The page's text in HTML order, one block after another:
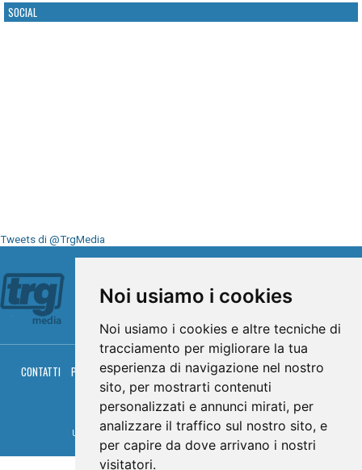
Noi usiamo i cookies
Noi usiamo i cookies e altre tecniche di
tracciamento per migliorare la tua
esperienza di navigazione nel nostro
sito, per mostrarti contenuti
personalizzati e annunci mirati, per
analizzare il traffico sul nostro sito, e
per capire da dove arrivano i nostri
visitatori.
SOCIAL
Tweets di @TrgMedia
CONTATTI PRIVACY COOKIES PALINSESTO DIRETTA TV
DIRETTA RADIO
RGM HITRADIO
© TRG Media 2005-2026
Umbria Televisioni s.r.l. - P.I.00496230541 - www.trgmedia.it - Powered by